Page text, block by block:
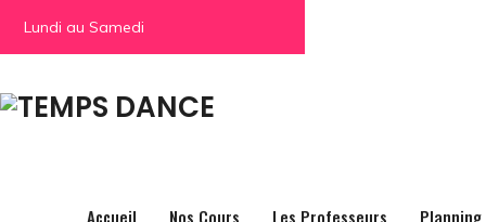
Lundi au Samedi
Accueil Nos Cours Les Professeurs